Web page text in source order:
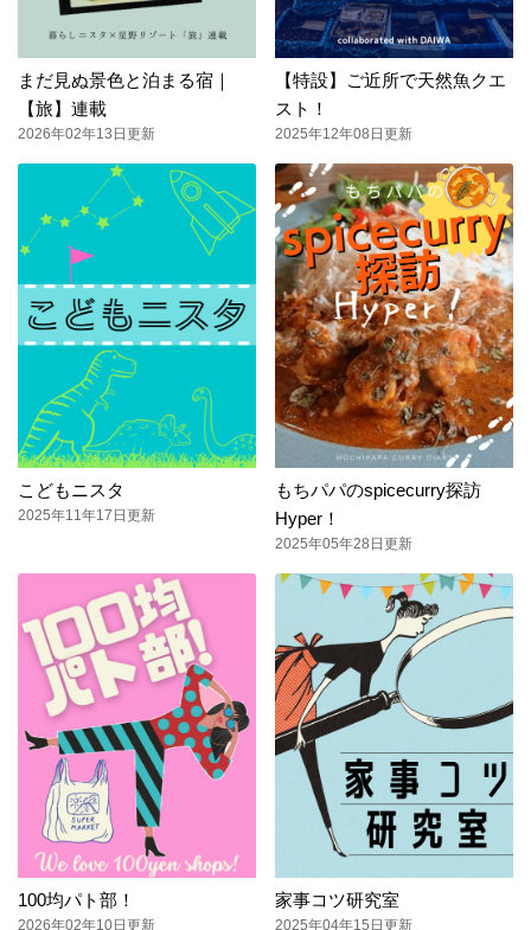
まだ見ぬ景色と泊まる宿｜
【旅】連載
2026年02年13日更新
【特設】ご近所で天然魚クエ
スト！
2025年12年08日更新
こどもニスタ
2025年11年17日更新
もちパパのspicecurry探訪
Hyper！
2025年05年28日更新
100均パト部！
2026年02年10日更新
家事コツ研究室
2025年04年15日更新